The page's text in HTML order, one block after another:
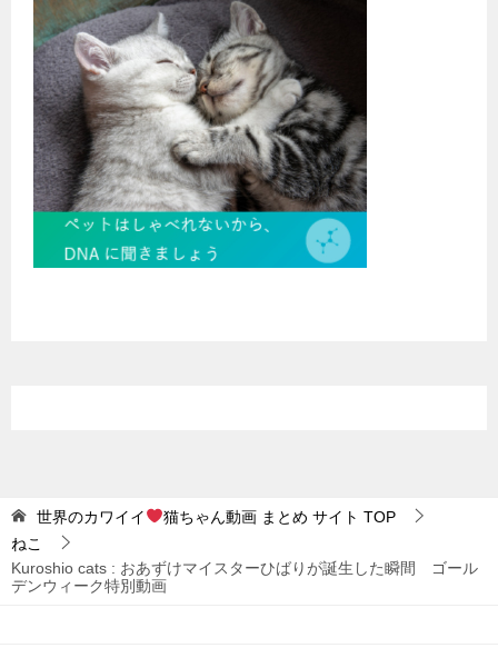
世界のカワイイ 猫ちゃん動画 まとめ サイト TOP
ねこ
Kuroshio cats : おあずけマイスターひばりが誕生した瞬間 ゴール
デンウィーク特別動画